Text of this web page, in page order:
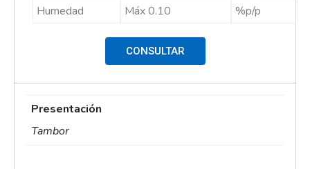
Humedad
Máx 0.10 %p/p
CONSULTAR
Presentación
Tambor